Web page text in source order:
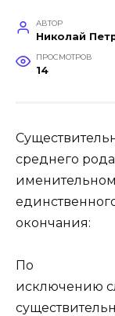
АВТОР
Николай
ПРОСМОТРОВ
14
среднего
окончания:
По
исключению